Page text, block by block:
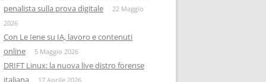
DATA BREACH
DIGITAL FORENSICS
DISTRIBUZIONE FORENSE
penalista sulla prova digitale
22 Maggio
2026
Con Le Iene su IA, lavoro e contenuti
online
5 Maggio 2026
DRIFT Linux: la nuova live distro forense
italiana
17 Aprile 2026